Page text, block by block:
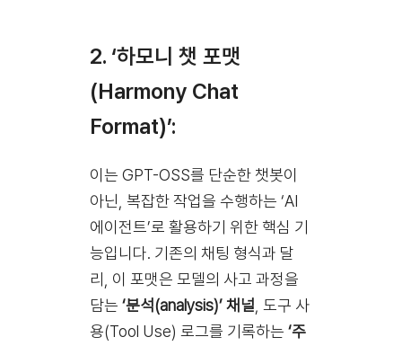
2. ‘하모니 챗 포맷
(Harmony Chat
Format)’:
이는 GPT-OSS를 단순한 챗봇이
아닌, 복잡한 작업을 수행하는 ‘AI
에이전트’로 활용하기 위한 핵심 기
능입니다. 기존의 채팅 형식과 달
리, 이 포맷은 모델의 사고 과정을
담는 ‘분석(analysis)’ 채널 , 도구 사
용(Tool Use) 로그를 기록하는 ‘주